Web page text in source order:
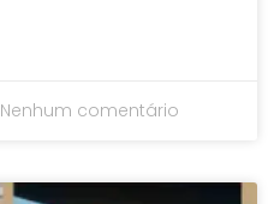
Nenhum comentário